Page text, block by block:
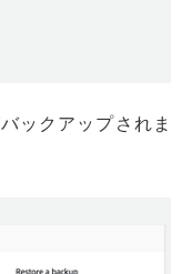
ックアップされま